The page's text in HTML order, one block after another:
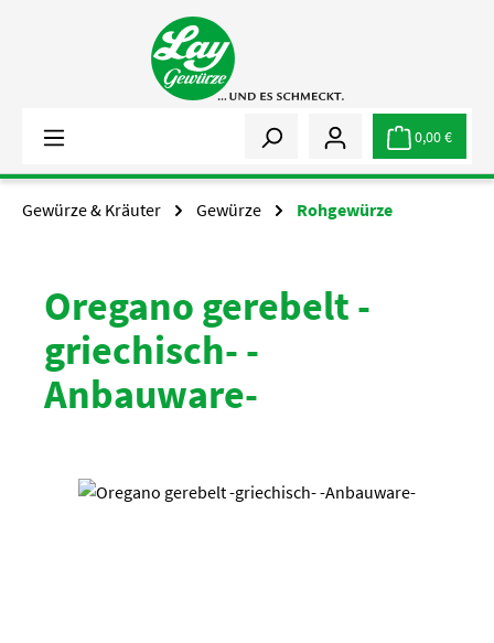
Zum Hauptinhalt springen
0,00 €
Gewürze & Kräuter Gewürze Rohgewürze
Oregano gerebelt -
griechisch- -
Anbauware-
Bildergalerie überspringen